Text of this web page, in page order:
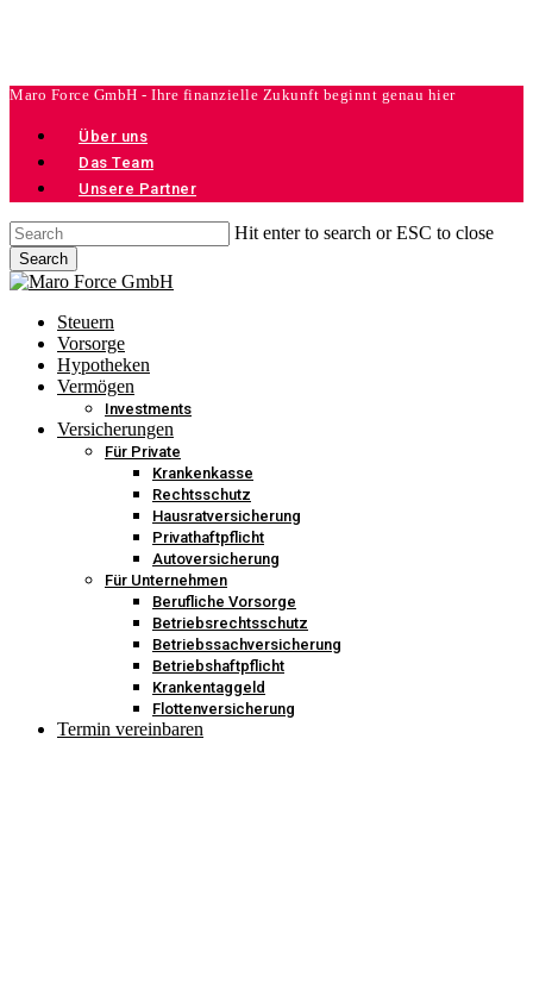
content
Maro Force GmbH - Ihre finanzielle Zukunft beginnt genau hier
Über uns
Das Team
Unsere Partner
Hit enter to search or ESC to close
Search
Close
Menu
Steuern
Vorsorge
Hypotheken
Vermögen
Investments
Versicherungen
Für Private
Krankenkasse
Rechtsschutz
Hausratversicherung
Privathaftpflicht
Autoversicherung
Für Unternehmen
Berufliche Vorsorge
Betriebsrechtsschutz
Betriebssachversicherung
Betriebshaftpflicht
Krankentaggeld
Flottenversicherung
Termin vereinbaren